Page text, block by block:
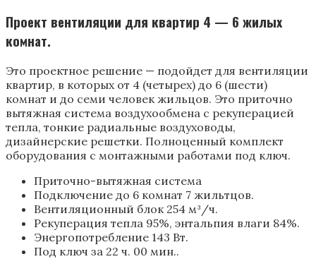
Проект вентиляции для квартир 4 — 6 жилых
комнат.
Это проектное решение — подойдет для вентиляции
квартир, в которых от 4 (четырех) до 6 (шести)
комнат и до семи человек жильцов. Это приточно
вытяжная система воздухообмена с рекуперацией
тепла, тонкие радиальные воздуховоды,
дизайнерские решетки. Полноценный комплект
оборудования с монтажными работами под ключ.
Приточно-вытяжная система
Подключение до 6 комнат 7 жильтцов.
Вентиляционный блок 254 м³/ч.
Рекуперация тепла 95%, энтальпия влаги 84%.
Энергопотребление 143 Вт.
Под ключ за 22 ч. 00 мин..